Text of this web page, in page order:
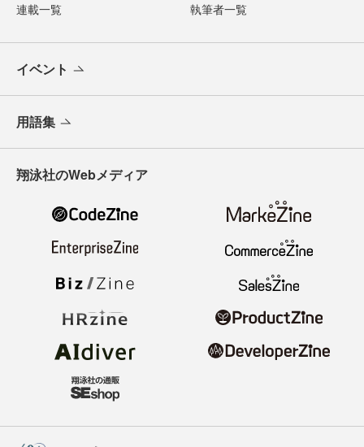
連載一覧 執筆者一覧
イベント
用語集
翔泳社のWebメディア